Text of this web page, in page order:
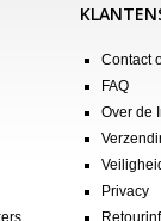
Contact
FAQ
Over de
Privacy